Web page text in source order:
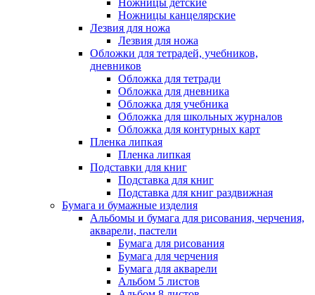
Ножницы детские
Ножницы канцелярские
Лезвия для ножа
Лезвия для ножа
Обложки для тетрадей, учебников,
дневников
Обложка для тетради
Обложка для дневника
Обложка для учебника
Обложка для школьных журналов
Обложка для контурных карт
Пленка липкая
Пленка липкая
Подставки для книг
Подставка для книг
Подставка для книг раздвижная
Бумага и бумажные изделия
Альбомы и бумага для рисования, черчения,
акварели, пастели
Бумага для рисования
Бумага для черчения
Бумага для акварели
Альбом 5 листов